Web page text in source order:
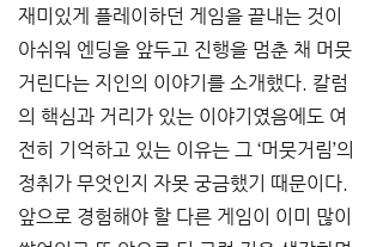
재미있게 플레이하던 게임을 끝내는 것이
아쉬워 엔딩을 앞두고 진행을 멈춘 채 머뭇
거린다는 지인의 이야기를 소개했다. 칼럼
의 핵심과 거리가 있는 이야기였음에도 여
전히 기억하고 있는 이유는 그 ‘머뭇거림’의
정취가 무엇인지 자못 궁금했기 때문이다.
앞으로 경험해야 할 다른 게임이 이미 많이